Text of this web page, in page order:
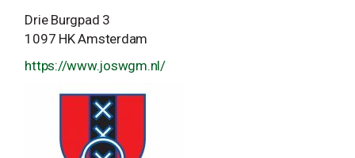
Drie Burgpad 3
1097 HK Amsterdam
https://www.joswgm.nl/